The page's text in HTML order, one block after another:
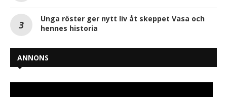
Unga röster ger nytt liv åt skeppet Vasa och
hennes historia
ANNONS